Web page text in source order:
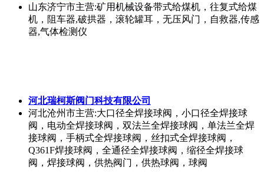
山东济宁市主营:矿用机械设备带式给煤机，往复式给煤
机，阻车器,破拱器，滚轮罐耳，无压风门，自救器,传感
器,气体检测仪
河北瑞柯斯阀门科技有限公司
河北沧州市主营:大口径全焊接球阀，小口径全焊接球
阀，电动全焊接球阀，双法兰全焊接球阀，单法兰全焊
接球阀，手柄式全焊接球阀，丝扣式全焊接球阀，
Q361F焊接球阀，全通径全焊接球阀，缩径全焊接球
阀，焊接球阀，供热阀门，供热球阀，球阀